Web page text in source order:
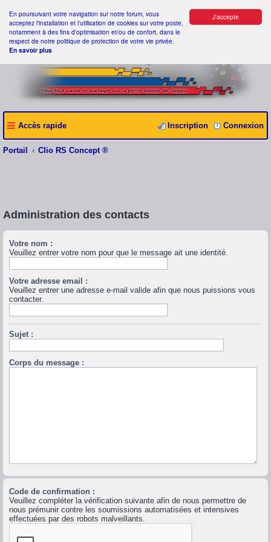
J'accepte
En poursuivant votre navigation sur notre forum, vous
acceptez l'installation et l'utilisation de cookies sur votre poste,
notamment à des fins d'optimisation et/ou de confort, dans le
respect de notre politique de protection de votre vie privée.
En savoir plus
Accès rapide Connexion
Inscription
Portail Clio RS Concept ®
Administration des contacts
Votre nom :
Veuillez entrer votre nom pour que le message ait une identité.
Votre adresse email :
Veuillez entrer une adresse e-mail valide afin que nous puissions vous
contacter.
Sujet :
Corps du message :
Code de confirmation :
Veuillez compléter la vérification suivante afin de nous permettre de
nous prémunir contre les soumissions automatisées et intensives
effectuées par des robots malveillants.